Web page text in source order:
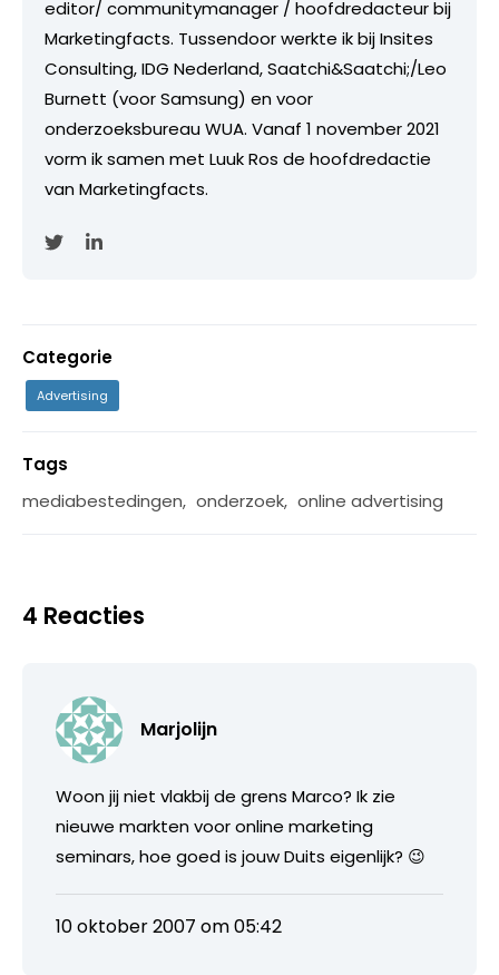
editor/ communitymanager / hoofdredacteur bij
Marketingfacts. Tussendoor werkte ik bij Insites
Consulting, IDG Nederland, Saatchi&Saatchi;/Leo
Burnett (voor Samsung) en voor
onderzoeksbureau WUA. Vanaf 1 november 2021
vorm ik samen met Luuk Ros de hoofdredactie
van Marketingfacts.
Categorie
Advertising
Tags
mediabestedingen, onderzoek, online advertising
4 Reacties
Marjolijn
Woon jij niet vlakbij de grens Marco? Ik zie
nieuwe markten voor online marketing
seminars, hoe goed is jouw Duits eigenlijk? 😉
10 oktober 2007 om 05:42